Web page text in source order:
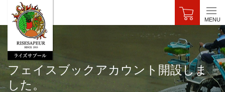
MENU
フェイスブックアカウント開設しま
した。